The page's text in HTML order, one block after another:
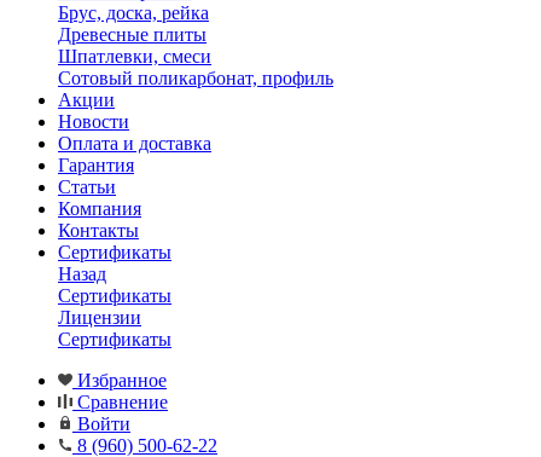
Брус, доска, рейка
Древесные плиты
Шпатлевки, смеси
Сотовый поликарбонат, профиль
Акции
Новости
Оплата и доставка
Гарантия
Статьи
Компания
Контакты
Сертификаты
Назад
Сертификаты
Лицензии
Сертификаты
Избранное
Сравнение
Войти
8 (960) 500-62-22